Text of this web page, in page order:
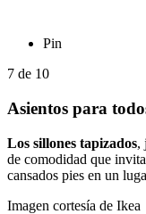
Pin
7 de 10
Asientos para
Los sillones tapizados,
de comodidad que
cansados pies en un
Imagen cortesía de Ikea